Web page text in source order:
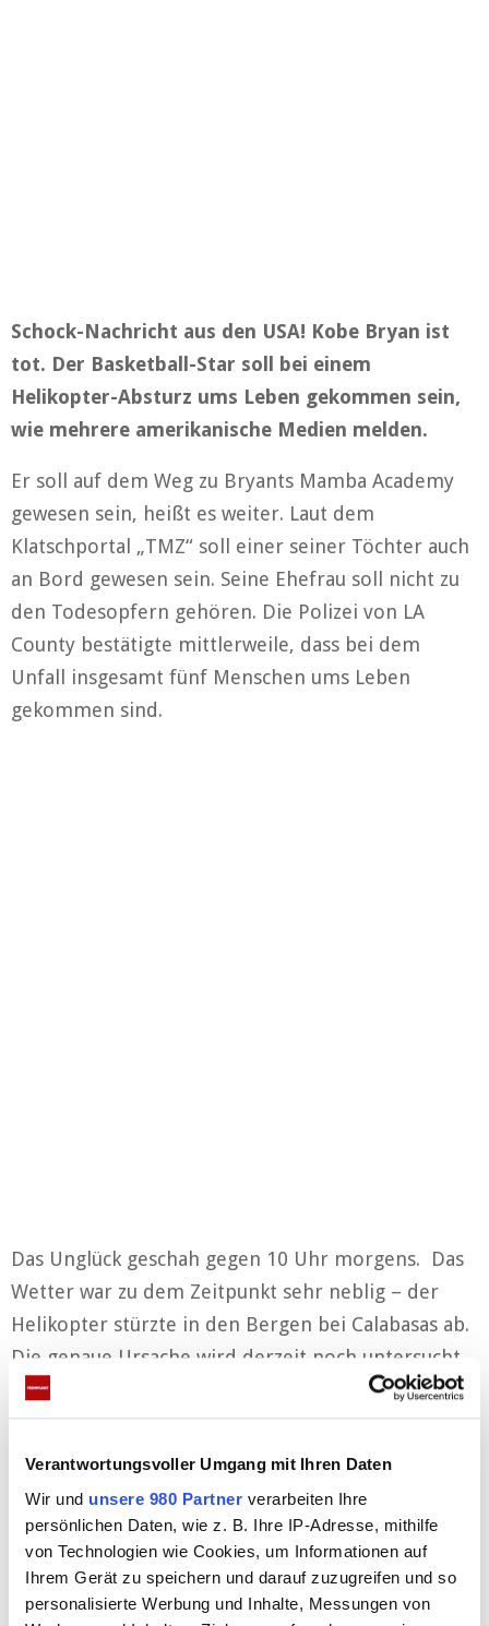
Verantwortungsvoller Umgang mit Ihren Daten
Wir und unsere 980 Partner verarbeiten Ihre
persönlichen Daten, wie z. B. Ihre IP-Adresse, mithilfe
von Technologien wie Cookies, um Informationen auf
Ihrem Gerät zu speichern und darauf zuzugreifen und so
personalisierte Werbung und Inhalte, Messungen von
Schock-Nachricht aus den USA! Kobe Bryan ist
tot. Der Basketball-Star soll bei einem
Helikopter-Absturz ums Leben gekommen sein,
wie mehrere amerikanische Medien melden.
Er soll auf dem Weg zu Bryants Mamba Academy
gewesen sein, heißt es weiter. Laut dem
Klatschportal „TMZ“ soll einer seiner Töchter auch
an Bord gewesen sein. Seine Ehefrau soll nicht zu
den Todesopfern gehören. Die Polizei von LA
County bestätigte mittlerweile, dass bei dem
Unfall insgesamt fünf Menschen ums Leben
gekommen sind.
Das Unglück geschah gegen 10 Uhr morgens. Das
Wetter war zu dem Zeitpunkt sehr neblig – der
Helikopter stürzte in den Bergen bei Calabasas ab.
Die genaue Ursache wird derzeit noch untersucht.
Kobe Bryan gehörte zu den größten Basketballern
unserer Zeit. In seiner mehr alks 20-jährigen
Karriere stand er für die Los Angeles Lakers auf
dem Spielfeld und hat insgesamt fünf NBA-Titel
gewonnen.
Anzeigen